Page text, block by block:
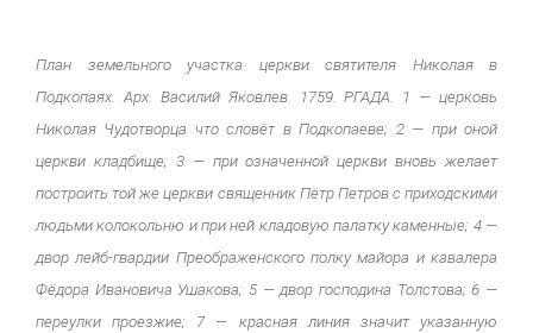
План земельного участка церкви святителя Николая в
Подкопаях. Арх. Василий Яковлев. 1759. РГАДА. 1 — церковь
Николая Чудотворца что словёт в Подкопаеве; 2 — при оной
церкви кладбище; 3 — при означенной церкви вновь желает
построить той же церкви священник Пётр Петров с приходскими
людьми колокольню и при ней кладовую палатку каменные; 4 —
двор лейб-гвардии Преображенского полку майора и кавалера
Фёдора Ивановича Ушакова; 5 — двор господина Толстова; 6 —
переулки проезжие; 7 — красная линия значит указанную